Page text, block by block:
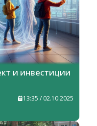
и инвестиции
13:35 / 02.10.2025